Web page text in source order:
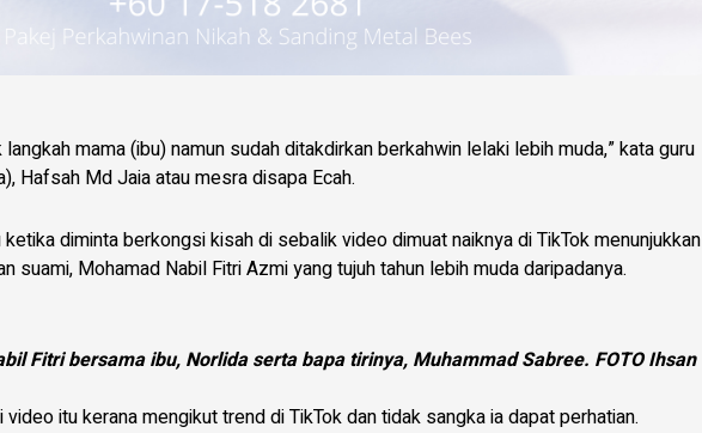
mama (ibu) namun sudah ditakdirkan berkahwin lelaki lebih muda,” kata guru
Hafsah Md Jaia atau mesra disapa Ecah.
diminta berkongsi kisah di sebalik video dimuat naiknya di TikTok menunjukkan
suami, Mohamad Nabil Fitri Azmi yang tujuh tahun lebih muda daripadanya.
Fitri bersama ibu, Norlida serta bapa tirinya, Muhammad Sabree. FOTO Ihsan
itu kerana mengikut trend di TikTok dan tidak sangka ia dapat perhatian.